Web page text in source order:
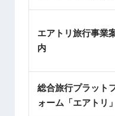
エアトリ旅行事業
内
総合旅行プラット
ォーム「エアトリ」